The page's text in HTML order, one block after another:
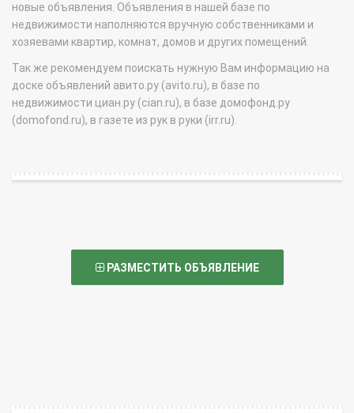
новые объявления. Объявления в нашей базе по
недвижимости наполняются вручную собственниками и
хозяевами квартир, комнат, домов и других помещений.
Так же рекомендуем поискать нужную Вам информацию на
доске объявлений авито.ру (avito.ru), в базе по
недвижимости циан.ру (cian.ru), в базе домофонд.ру
(domofond.ru), в газете из рук в руки (irr.ru).
РАЗМЕСТИТЬ ОБЪЯВЛЕНИЕ